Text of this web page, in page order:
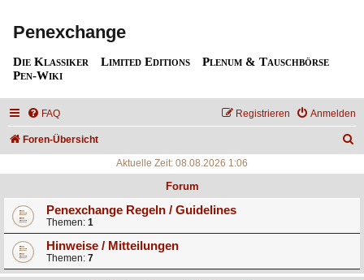
Penexchange
Die Klassiker Limited Editions
Plenum & Tauschbörse
Pen-Wiki
FAQ Anmelden
Registrieren
Foren-Übersicht
Aktuelle Zeit: 08.08.2026 1:06
Forum
Penexchange Regeln / Guidelines
Themen: 1
Hinweise / Mitteilungen
Themen: 7